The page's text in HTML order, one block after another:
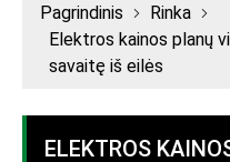
Pagrindinis
Rinka
Elektros kainos planų
savaitę iš eilės
ELEKTROS